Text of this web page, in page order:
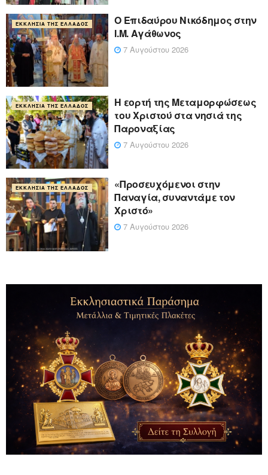
ΕΚΚΛΗΣΊΑ ΤΗΣ ΕΛΛΆΔΟΣ
Ο Επιδαύρου Νικόδημος στην
Ι.Μ. Αγάθωνος
7 Αυγούστου 2026
ΕΚΚΛΗΣΊΑ ΤΗΣ ΕΛΛΆΔΟΣ
Η εορτή της Μεταμορφώσεως
του Χριστού στα νησιά της
Παροναξίας
7 Αυγούστου 2026
ΕΚΚΛΗΣΊΑ ΤΗΣ ΕΛΛΆΔΟΣ
«Προσευχόμενοι στην
Παναγία, συναντάμε τον
Χριστό»
7 Αυγούστου 2026